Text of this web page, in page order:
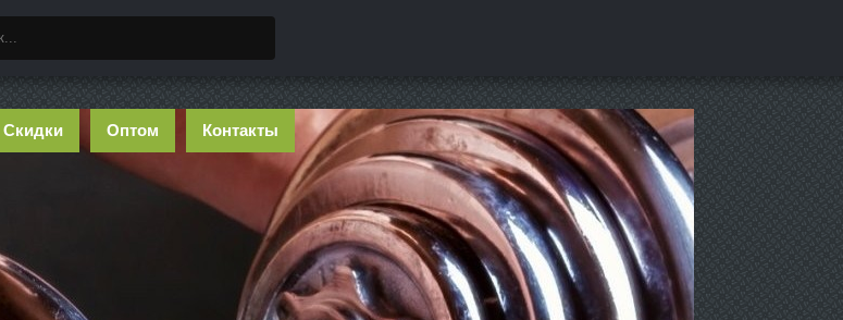
Скидки Оптом Контакты